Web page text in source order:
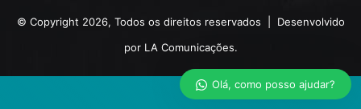
© Copyright 2026, Todos os direitos reservados | Desenvolvido
por LA Comunicações.
Olá, como posso ajudar?